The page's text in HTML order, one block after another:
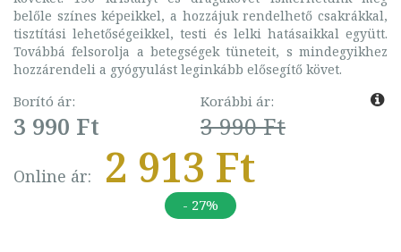
belőle színes képeikkel, a hozzájuk rendelhető csakrákkal,
tisztítási lehetőségeikkel, testi és lelki hatásaikkal együtt.
Továbbá felsorolja a betegségek tüneteit, s mindegyikhez
hozzárendeli a gyógyulást leginkább elősegítő követ.
Borító ár:
3 990 Ft
Korábbi ár:
3 990 Ft
Online ár: 2 913 Ft
- 27%